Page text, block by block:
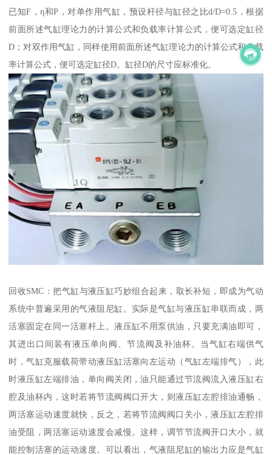
已知F，η和P，对单作用气缸，预设杆径与缸径之比d/D=0.5，根据
前面所述气缸理论力的计算公式和负载率计算公式，便可选定缸径
D；对双作用气缸，同样使用前面所述气缸理论力的计算公式和负载
率计算公式，便可选定缸径D。缸径D的尺寸应标准化。
回收SMC：把气缸与液压缸巧妙组合起来，取长补短，即成为气动
系统中普遍采用的气液阻尼缸。实际是气缸与液压缸串联而成，两
活塞固定在同一活塞杆上。液压缸不用泵供油，只要充满油即可，
其进出口间装有液压单向阀、节流阀及补油杯。当气缸右端供气
时，气缸克服载荷带动液压缸活塞向左运动（气缸左端排气），此
时液压缸左端排油，单向阀关闭，油只能通过节流阀流入液压缸右
腔及油杯内，这时若将节流阀阀口开大，则液压缸左腔排油通畅，
两活塞运动速度就快，反之，若将节流阀阀口关小，液压缸左腔排
油受阻，两活塞运动速度会减慢。这样，调节节流阀开口大小，就
能控制活塞的运动速度。可以看出，气液阻尼缸的输出力应是气缸